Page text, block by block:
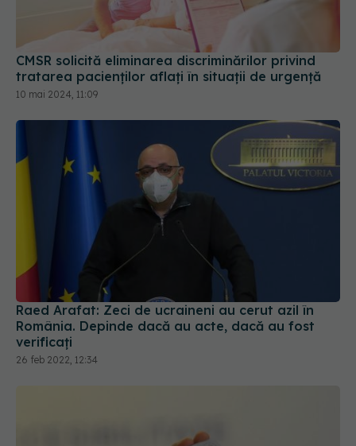
CMSR solicită eliminarea discriminărilor privind
tratarea pacienților aflați în situații de urgență
10 mai 2024, 11:09
Raed Arafat: Zeci de ucraineni au cerut azil în
România. Depinde dacă au acte, dacă au fost
verificați
26 feb 2022, 12:34